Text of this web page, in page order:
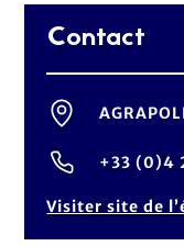
Contact
+33 (0)4
Visiter site de